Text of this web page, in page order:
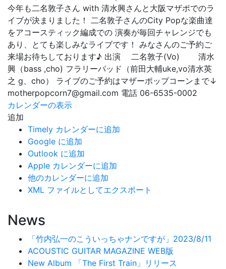
今年も二名敦子さん with 清水興さんと大阪マザポでのラ
イブが決まりました！ 二名敦子さんのCity Popな楽曲達
をアコースティック編成での 演奏が毎回チャレンジでも
あり、とても楽しみなライブです！ みなさんのご予約ご
来場お待ちしております♪ 出演 二名敦子(Vo) 清水
興（bass ,cho) フラリーパッド（前田大輔uke,vo清水英
之 g、cho） ライブのご予約はマザーポップコーンまで↓
motherpopcorn7@gmail.com 電話 06-6535-0002
カレンダーの表示
追加
Timely カレンダーに追加
Google に追加
Outlook に追加
Apple カレンダーに追加
他のカレンダーに追加
XML ファイルとしてエクスポート
News
「竹内弘一のこういっちゃナンですが」2023/8/11
ACOUSTIC GUITAR MAGAZINE WEB版
New Album 「The First Train」リリース